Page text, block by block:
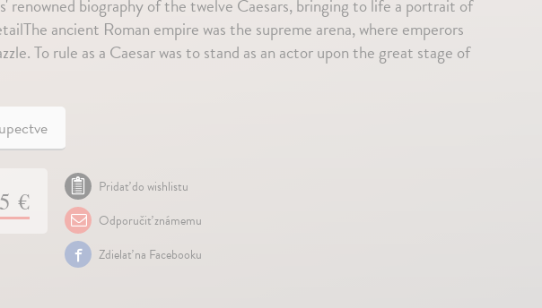
renowned biography of the twelve Caesars, bringing to life a portrait of
ancient Roman empire was the supreme arena, where emperors
To rule as a Caesar was to stand as an actor upon the great stage of
€
Pridať do wishlistu
Odporučiť známemu
Zdielať na Facebooku